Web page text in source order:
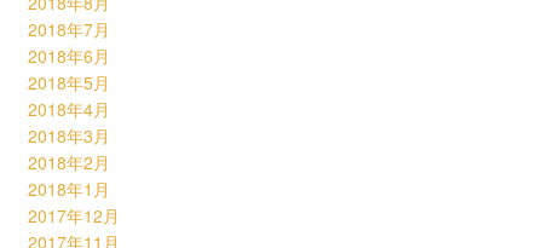
2018年7月
2018年6月
2018年5月
2018年4月
2018年3月
2018年2月
2018年1月
2017年12月
2017年11月